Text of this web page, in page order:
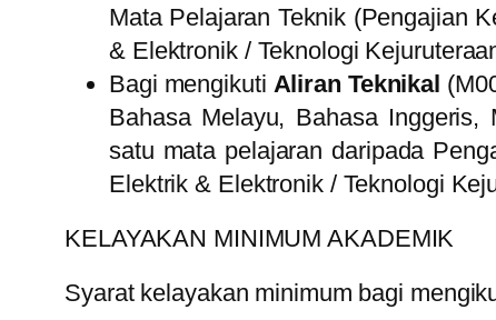
Mata Pelajaran Teknik (Pengajian
& Elektronik / Teknologi
Bagi mengikuti Aliran Teknikal
Bahasa Melayu, Bahasa Inggeris,
satu mata pelajaran daripada
Elektrik & Elektronik / Teknologi
KELAYAKAN MINIMUM AKADEMIK
Syarat kelayakan minimum bagi